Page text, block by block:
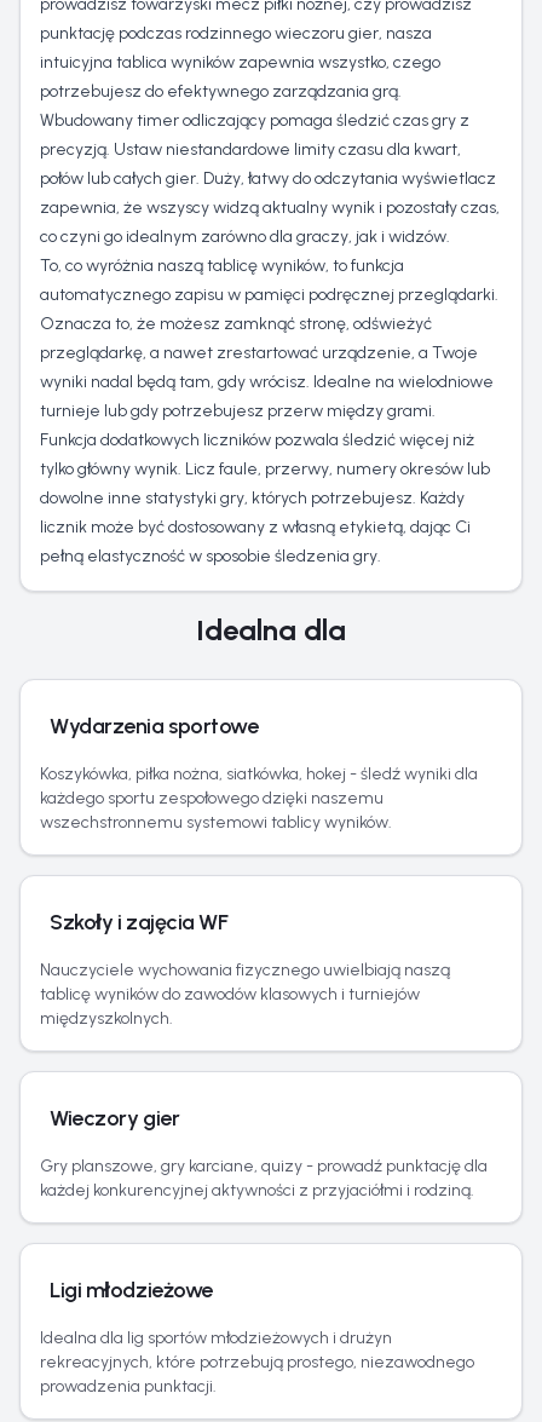
prowadzisz towarzyski mecz piłki nożnej, czy prowadzisz
punktację podczas rodzinnego wieczoru gier, nasza
intuicyjna tablica wyników zapewnia wszystko, czego
potrzebujesz do efektywnego zarządzania grą.
Wbudowany timer odliczający pomaga śledzić czas gry z
precyzją. Ustaw niestandardowe limity czasu dla kwart,
połów lub całych gier. Duży, łatwy do odczytania wyświetlacz
zapewnia, że wszyscy widzą aktualny wynik i pozostały czas,
co czyni go idealnym zarówno dla graczy, jak i widzów.
To, co wyróżnia naszą tablicę wyników, to funkcja
automatycznego zapisu w pamięci podręcznej przeglądarki.
Oznacza to, że możesz zamknąć stronę, odświeżyć
przeglądarkę, a nawet zrestartować urządzenie, a Twoje
wyniki nadal będą tam, gdy wrócisz. Idealne na wielodniowe
turnieje lub gdy potrzebujesz przerw między grami.
Funkcja dodatkowych liczników pozwala śledzić więcej niż
tylko główny wynik. Licz faule, przerwy, numery okresów lub
dowolne inne statystyki gry, których potrzebujesz. Każdy
licznik może być dostosowany z własną etykietą, dając Ci
pełną elastyczność w sposobie śledzenia gry.
Idealna dla
Wydarzenia sportowe
Koszykówka, piłka nożna, siatkówka, hokej - śledź wyniki dla
każdego sportu zespołowego dzięki naszemu
wszechstronnemu systemowi tablicy wyników.
Szkoły i zajęcia WF
Nauczyciele wychowania fizycznego uwielbiają naszą
tablicę wyników do zawodów klasowych i turniejów
międzyszkolnych.
Wieczory gier
Gry planszowe, gry karciane, quizy - prowadź punktację dla
każdej konkurencyjnej aktywności z przyjaciółmi i rodziną.
Ligi młodzieżowe
Idealna dla lig sportów młodzieżowych i drużyn
rekreacyjnych, które potrzebują prostego, niezawodnego
prowadzenia punktacji.